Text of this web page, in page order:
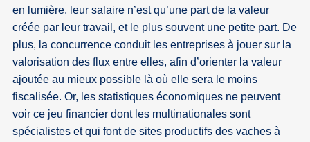
en lumière, leur salaire n’est qu’une part de la valeur
créée par leur travail, et le plus souvent une petite part. De
plus, la concurrence conduit les entreprises à jouer sur la
valorisation des flux entre elles, afin d’orienter la valeur
ajoutée au mieux possible là où elle sera le moins
fiscalisée. Or, les statistiques économiques ne peuvent
voir ce jeu financier dont les multinationales sont
spécialistes et qui font de sites productifs des vaches à